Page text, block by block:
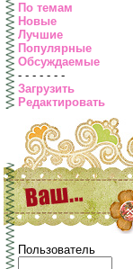
По темам
Новые
Лучшие
Популярные
Обсуждаемые
- - - - - - -
Загрузить
Редактировать
Пользователь